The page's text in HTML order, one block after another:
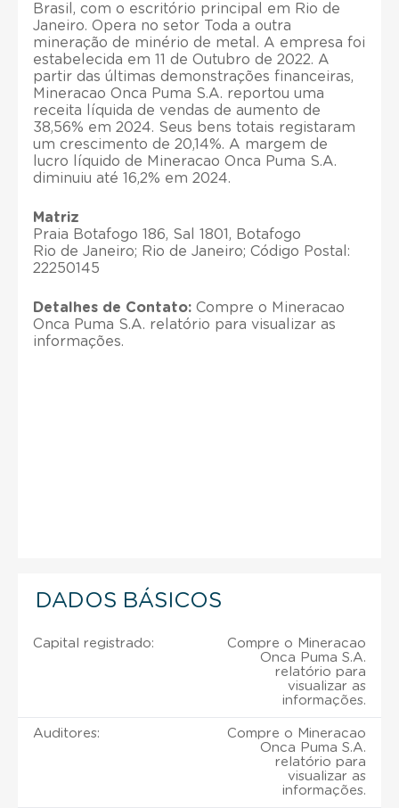
Brasil, com o escritório principal em Rio de
Janeiro. Opera no setor Toda a outra
mineração de minério de metal. A empresa foi
estabelecida em 11 de Outubro de 2022. A
partir das últimas demonstrações financeiras,
Mineracao Onca Puma S.A. reportou uma
receita líquida de vendas de aumento de
38,56% em 2024. Seus bens totais registaram
um crescimento de 20,14%. A margem de
lucro líquido de Mineracao Onca Puma S.A.
diminuiu até 16,2% em 2024.
Matriz
Praia Botafogo 186, Sal 1801, Botafogo
Rio de Janeiro; Rio de Janeiro; Código Postal:
22250145
Detalhes de Contato: Compre o Mineracao
Onca Puma S.A. relatório para visualizar as
informações.
DADOS BÁSICOS
Capital registrado:
Compre o Mineracao
Onca Puma S.A.
relatório para
visualizar as
informações.
Auditores:
Compre o Mineracao
Onca Puma S.A.
relatório para
visualizar as
informações.